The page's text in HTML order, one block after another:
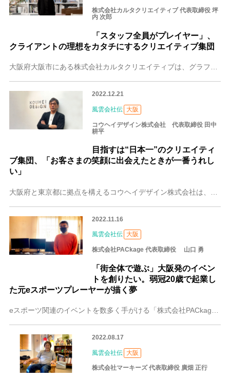
株式会社カルタクリエイティブ 代表取締役 坪
内 次郎
「スタッフ全員がプレイヤー」、
クライアントの理想をカタチにするクリエイティブ集団
大阪府大阪市にある株式会社カルタクリエイティブは、グラフィックデザインを中心とした広告宣伝、販売促進の企画制作からCI・VIブランドコミュニケーションの企画制作
2022.12.21
風雲会社伝 大阪
コウヘイデザイン株式会社 代表取締役 田中
耕平
目指すは“日本一”のクリエイティ
ブ集団、「お客さまの笑顔に出会えたときが一番うれし
い」
2022.11.16
風雲会社伝 大阪
株式会社PACkage 代表取締役 山口 勇
「街全体で遊ぶ」大阪発のイベン
トを創りたい。弱冠20歳で起業し
た元eスポーツプレーヤーが描く夢
eスポーツ関連のイベントを数多く手がける「株式会社PACkage」。eスポーツの選手としての経歴を持つ山口 勇（やまぐち ゆう）さんが会社を立ち上げたのは大学生
2022.08.17
風雲会社伝 大阪
株式会社マーキーズ 代表取締役 廣畑 正行